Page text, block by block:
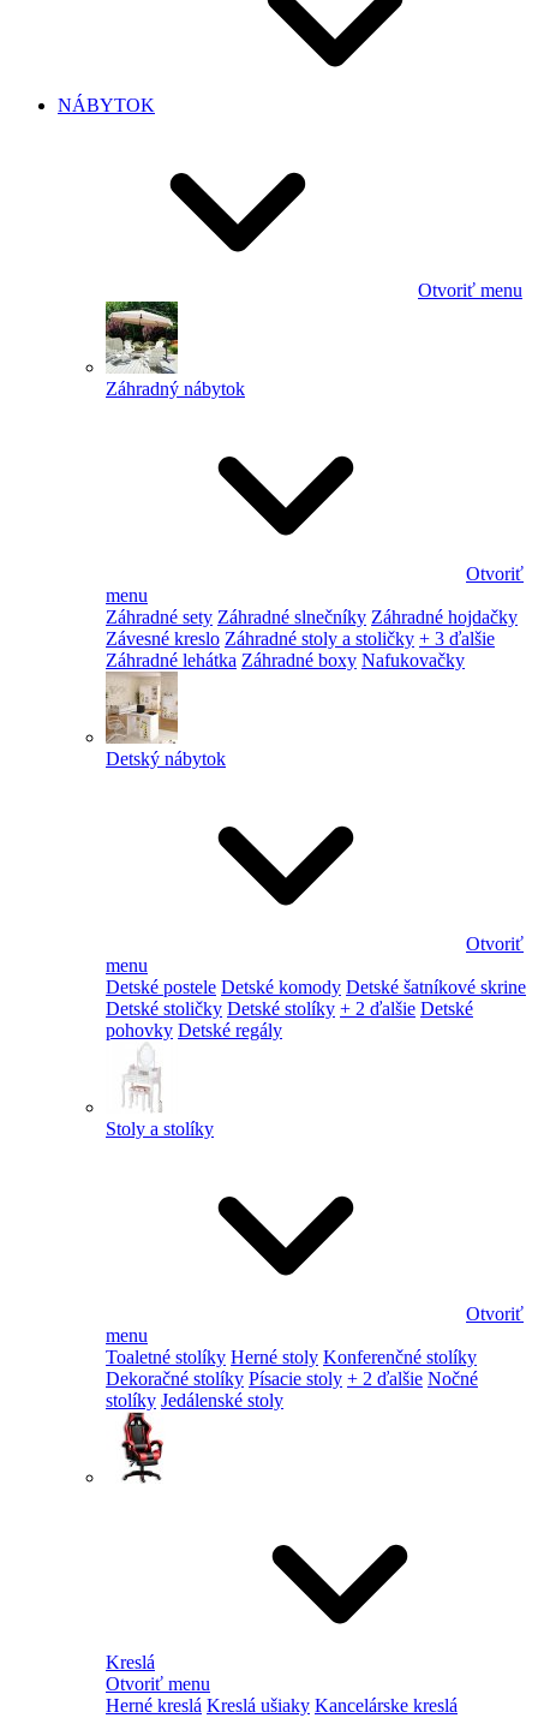
NÁBYTOK
Otvoriť menu
Záhradný nábytok
Otvoriť
menu
Záhradné sety Záhradné slnečníky Záhradné hojdačky
Závesné kreslo Záhradné stoly a stoličky + 3 ďalšie
Záhradné lehátka Záhradné boxy Nafukovačky
Detský nábytok
Otvoriť
menu
Detské postele Detské komody Detské šatníkové skrine
Detské stoličky Detské stolíky + 2 ďalšie Detské
pohovky Detské regály
Stoly a stolíky
Otvoriť
menu
Toaletné stolíky Herné stoly Konferenčné stolíky
Dekoračné stolíky Písacie stoly + 2 ďalšie Nočné
stolíky Jedálenské stoly
Kreslá
Otvoriť menu
Herné kreslá Kreslá ušiaky Kancelárske kreslá